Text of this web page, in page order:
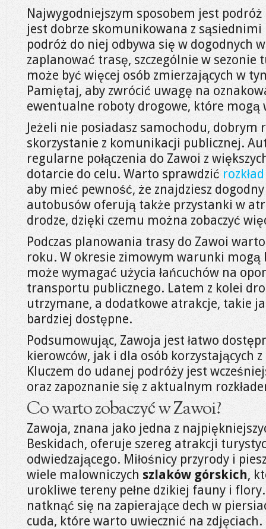
Najwygodniejszym sposobem jest
jest dobrze skomunikowana z sąsiednimi
podróż do niej odbywa się w dogodnych
zaplanować trasę, szczególnie w sezonie
może być więcej osób zmierzających w
Pamiętaj, aby zwrócić uwagę na
ewentualne roboty drogowe, które mogą
Jeżeli nie posiadasz samochodu, dobrym
skorzystanie z komunikacji publicznej.
regularne połączenia do Zawoi z
dotarcie do celu. Warto sprawdzić
aby mieć pewność, że znajdziesz
autobusów oferują także przystanki w
drodze, dzięki czemu można zobaczyć
Podczas planowania trasy do Zawoi
roku. W okresie zimowym warunki mogą
może wymagać użycia łańcuchów na
transportu publicznego. Latem z kolei
utrzymane, a dodatkowe atrakcje, takie
bardziej dostępne.
Podsumowując, Zawoja jest łatwo
kierowców, jak i dla osób korzystających
Kluczem do udanej podróży jest
oraz zapoznanie się z aktualnym
Co warto zobaczyć w Zawoi?
Zawoja, znana jako jedna z
Beskidach, oferuje szereg atrakcji
odwiedzającego. Miłośnicy przyrody i
wiele malowniczych szlaków górskich,
urokliwe tereny pełne dzikiej fauny i
natknąć się na zapierające dech w
cuda, które warto uwiecznić na zdjęciach.